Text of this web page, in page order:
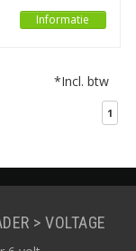
Informatie
*Incl. btw
1
> VOLTAGE